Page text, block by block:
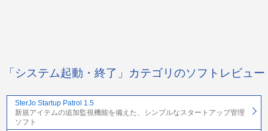
「システム起動・終了」カテゴリのソフトレビュー
SterJo Startup Patrol 1.5
新規アイテムの追加監視機能を備えた、シンプルなスタートアップ管理
ソフト